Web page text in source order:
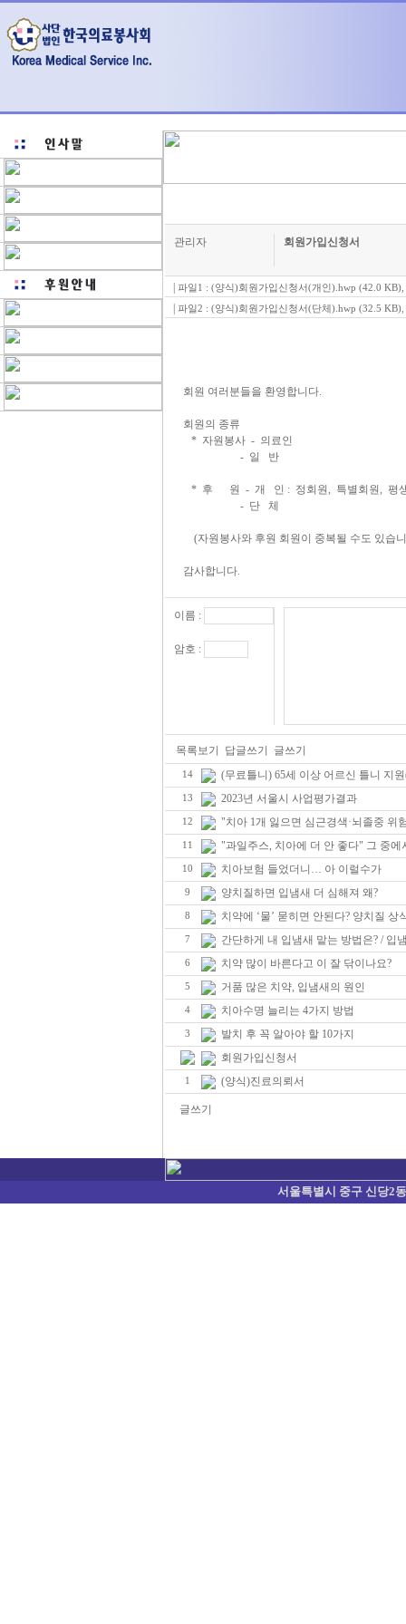
관리자 회원가입신청서
파일1 : (양식)회원가입신청서(개인).hwp (42.0 KB),
파일2 : (양식)회원가입신청서(단체).hwp (32.5 KB),
회원 여러분들을 환영합니다.
회원의 종류
* 자원봉사 - 의료인
- 일 반
* 후 원 - 개 인 : 정회원, 특별회원, 평
- 단 체
(자원봉사와 후원 회원이 중복될 수도 있습
감사합니다.
이름 :
암호 :
목록보기 답글쓰기 글쓰기
14 (무료틀니) 65세 이상 어르신 틀니 지
13 2023년 서울시 사업평가결과
12 "치아 1개 잃으면 심근경색·뇌졸중 위
11 "과일주스, 치아에 더 안 좋다" 그 중
10 치아보험 들었더니… 아 이럴수가
9 양치질하면 입냄새 더 심해져 왜?
8 치약에 ‘물’ 묻히면 안된다? 양치질 상
7 간단하게 내 입냄새 맡는 방법은? / 입
6 치약 많이 바른다고 이 잘 닦이나요?
5 거품 많은 치약, 입냄새의 원인
4 치아수명 늘리는 4가지 방법
3
발치 후 꼭 알아야 할 10가지
회원가입신청서
1 (양식)진료의뢰서
글쓰기
서울특별시 중구 신당2